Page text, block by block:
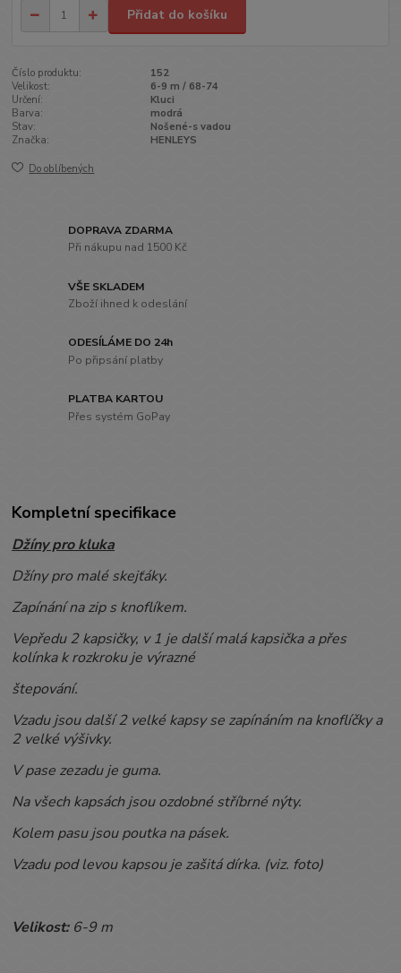
Přidat do košíku
Číslo produktu:
152
Velikost:
6-9 m / 68-74
Určení:
Kluci
Barva:
modrá
Stav:
Nošené-s vadou
Značka:
HENLEYS
Do oblíbených
DOPRAVA ZDARMA
Při nákupu nad 1500 Kč
VŠE SKLADEM
Zboží ihned k odeslání
ODESÍLÁME DO 24h
Po připsání platby
PLATBA KARTOU
Přes systém GoPay
Kompletní specifikace
Džíny pro kluka
Džíny pro malé skejťáky.
Zapínání na zip s knoflíkem.
Vepředu 2 kapsičky, v 1 je další malá kapsička a přes
kolínka k rozkroku je výrazné
štepování.
Vzadu jsou další 2 velké kapsy se zapínáním na knoflíčky a
2 velké výšivky.
V pase zezadu je guma.
Na všech kapsách jsou ozdobné stříbrné nýty.
Kolem pasu jsou poutka na pásek.
Vzadu pod levou kapsou je zašitá dírka. (viz. foto)
Velikost:6-9m